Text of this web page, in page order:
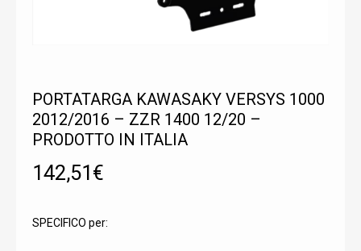
PORTATARGA KAWASAKY VERSYS 1000
2012/2016 – ZZR 1400 12/20 –
PRODOTTO IN ITALIA
142,51€
SPECIFICO per: